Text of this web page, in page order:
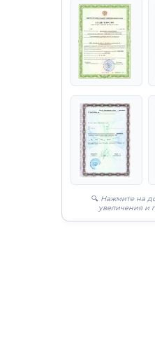
🔍 Нажмите на
увеличения и